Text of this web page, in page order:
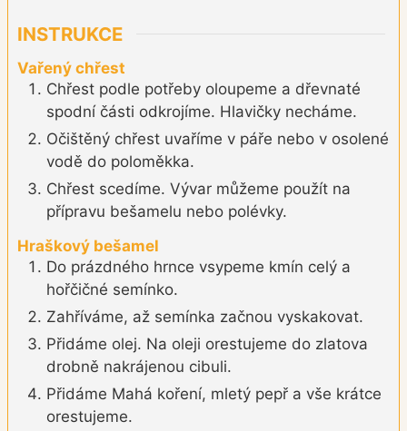
INSTRUKCE
Vařený chřest
Chřest podle potřeby oloupeme a dřevnaté
spodní části odkrojíme. Hlavičky necháme.
Očištěný chřest uvaříme v páře nebo v osolené
vodě do poloměkka.
Chřest scedíme. Vývar můžeme použít na
přípravu bešamelu nebo polévky.
Hraškový bešamel
Do prázdného hrnce vsypeme kmín celý a
hořčičné semínko.
Zahříváme, až semínka začnou vyskakovat.
Přidáme olej. Na oleji orestujeme do zlatova
drobně nakrájenou cibuli.
Přidáme Mahá koření, mletý pepř a vše krátce
orestujeme.